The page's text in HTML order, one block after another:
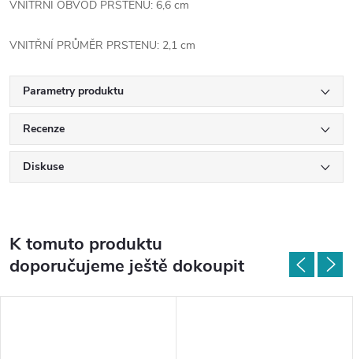
VNITŘNÍ OBVOD PRSTENU: 6,6 cm
VNITŘNÍ PRŮMĚR PRSTENU: 2,1 cm
Parametry produktu
Recenze
Diskuse
K tomuto produktu
doporučujeme ještě dokoupit